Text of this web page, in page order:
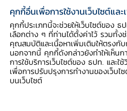
คุกกี้อื่นเพื่อการใช้งานเว็บไซต์และ
คุกกี้ประเภทนี้จะช่วยให้เว็บไซต์ของ ธ
เลือกต่าง ๆ ที่ท่านได้ตั้งค่าไว้ รวมทั้ง
คุณสมบัติและเนื้อหาเพิ่มเติมให้ตรงกับ
นอกจากนี้ คุกกี้ดังกล่าวยังทำให้เห็น
การใช้บริการเว็บไซต์ของ ธปท. และใช้
เพื่อการปรับปรุงการทำงานของเว็บไ
บนเว็บไซต์